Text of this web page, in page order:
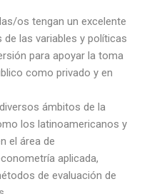
os tengan un excelente
las variables y políticas
para apoyar la toma
como privado y en
ámbitos de la
los latinoamericanos y
el área de
aplicada,
de evaluación de